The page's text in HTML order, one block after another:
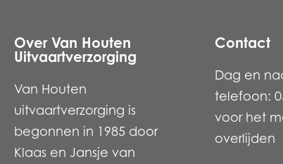
Over Van Houten
Uitvaartverzorging
Van Houten
uitvaartverzorging is
begonnen in 1985 door
Klaas en Jansje van
Contact
Dag en
telefoon:
voor het
overlijden